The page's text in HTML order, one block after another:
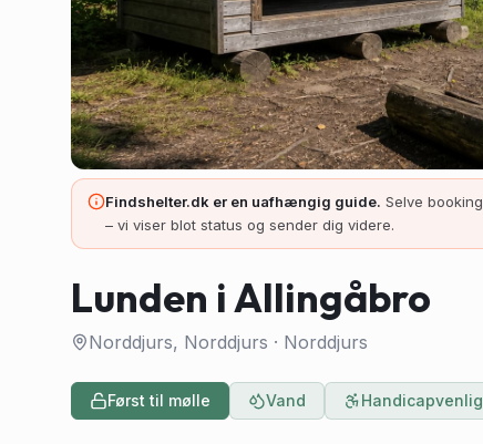
Findshelter.dk er en uafhængig guide. Selve
– vi viser blot status og sender dig videre.
Lunden i Allingåbro
Norddjurs, Norddjurs · Norddjurs
Først til mølle Vand Handicapvenlig